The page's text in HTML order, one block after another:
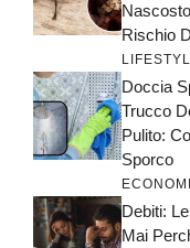
Rischio
Doccia
Trucco
Pulito:
Sporco
Debiti:
Mai